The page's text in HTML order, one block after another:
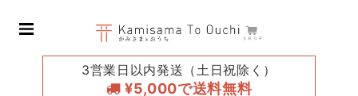
3営業日以内発送（土日祝除く）
¥5,000で送料無料